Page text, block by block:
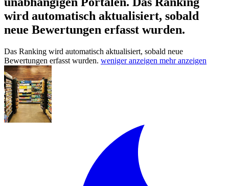
wird automatisch aktualisiert, sobald
neue Bewertungen erfasst wurden.
Das Ranking wird automatisch aktualisiert, sobald neue
Bewertungen erfasst wurden. weniger anzeigen mehr anzeigen